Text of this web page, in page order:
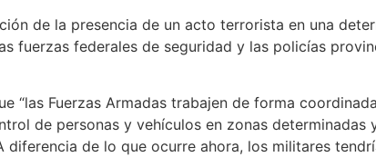
de la presencia de un acto terrorista en una
fuerzas federales de seguridad y las policías
“las Fuerzas Armadas trabajen de forma
de personas y vehículos en zonas
de lo que ocurre ahora, los militares